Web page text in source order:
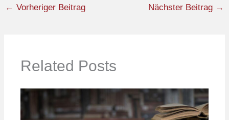
← Vorheriger Beitrag Nächster Beitrag →
Related Posts